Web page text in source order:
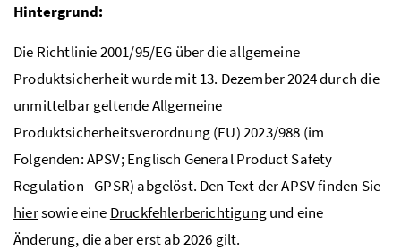
Hintergrund:
Die Richtlinie 2001/95/EG über die allgemeine
Produktsicherheit wurde mit 13. Dezember 2024 durch die
unmittelbar geltende Allgemeine
Produktsicherheitsverordnung (EU) 2023/988 (im
Folgenden: APSV; Englisch General Product Safety
Regulation - GPSR) abgelöst. Den Text der APSV finden Sie
hiersowie eine Druckfehlerberichtigungund eine
Änderung, die aber erst ab 2026 gilt.